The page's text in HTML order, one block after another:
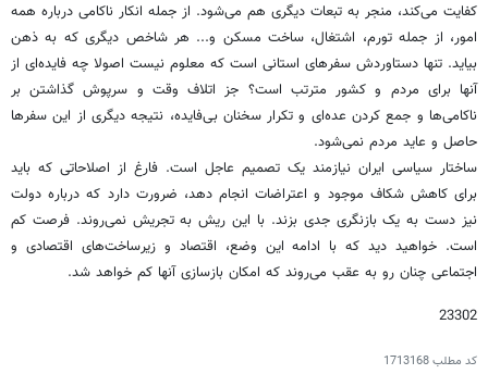
کفایت می‌کند، منجر به تبعات دیگری هم می‌شود. از جمله انکار ناکامی درباره همه
امور، از جمله تورم، اشتغال، ساخت مسکن و... هر شاخص دیگری که به ذهن
بیاید. تنها دستاوردش سفرهای استانی است که معلوم نیست اصولا چه فایده‌ای از
آنها برای مردم و کشور مترتب است؟ جز اتلاف وقت و سرپوش گذاشتن بر
ناکامی‌ها و جمع کردن عده‌ای و تکرار سخنان بی‌فایده، نتیجه دیگری از این سفرها
حاصل و عاید مردم نمی‌شود.
ساختار سیاسی ایران نیازمند یک تصمیم عاجل است. فارغ از اصلاحاتی که باید
برای کاهش شکاف موجود و اعتراضات انجام دهد، ضرورت دارد که درباره دولت
نیز دست به یک بازنگری جدی بزند. با این ریش به تجریش نمی‌روند. فرصت کم
است. خواهید دید که با ادامه این وضع، اقتصاد و زیرساخت‌های اقتصادی و
اجتماعی چنان رو به عقب می‌روند که امکان بازسازی آنها کم خواهد شد.
23302
کد مطلب1713168